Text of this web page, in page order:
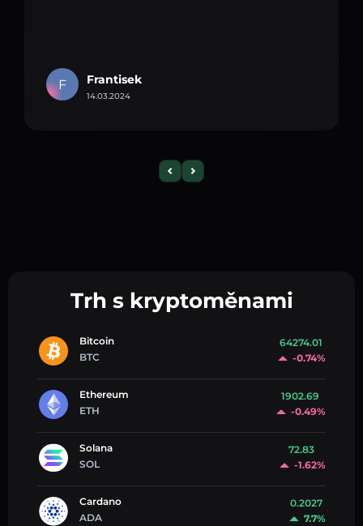
F Frantisek
14.03.2024
Trh s kryptoměnami
Bitcoin
BTC
64274.01
-0.74%
Ethereum
ETH
1902.69
-0.49%
Solana
SOL
72.83
-1.62%
Cardano
ADA
0.2027
7.7%